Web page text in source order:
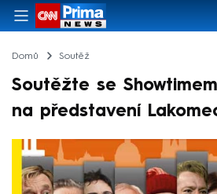
Domů Soutěž
Soutěžte se
na představení